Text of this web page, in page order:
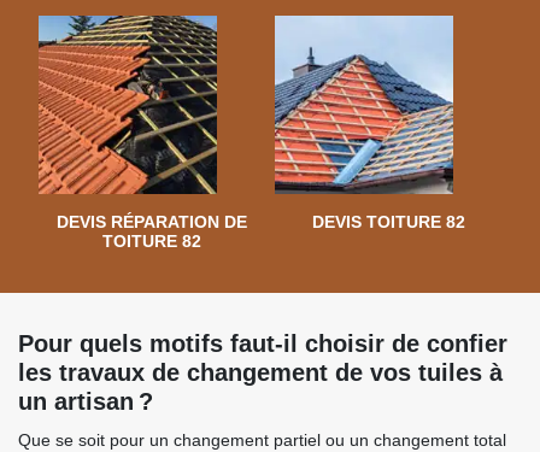
DEVIS RÉPARATION DE
TOITURE 82
DEVIS TOITURE 82
Pour quels motifs faut-il choisir de confier
les travaux de changement de vos tuiles à
un artisan ?
Que se soit pour un changement partiel ou un changement total